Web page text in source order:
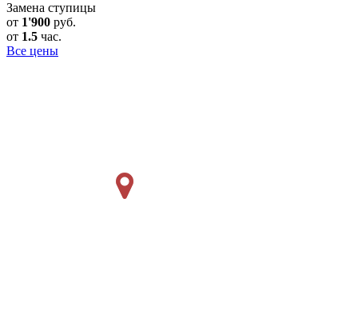
Замена ступицы
от 1'900 руб.
от 1.5 час.
Все цены